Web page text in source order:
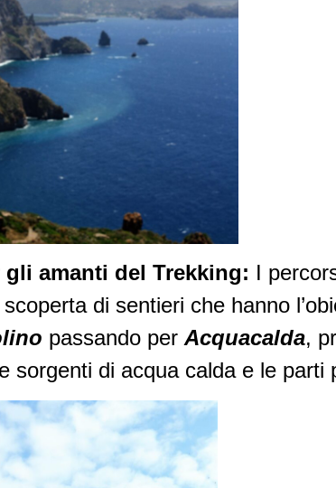
gli amanti del Trekking: I
scoperta di sentieri che hanno
passando perAcquacalda,
sorgenti di acqua calda e le